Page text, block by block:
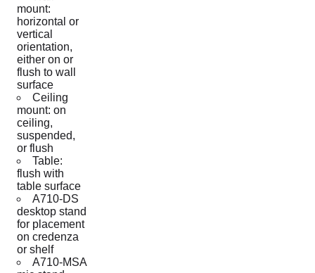
mount:
horizontal or
vertical
orientation,
either on or
flush to wall
surface
Ceiling
mount: on
ceiling,
suspended,
or flush
Table:
flush with
table surface
A710-DS
desktop stand
for placement
on credenza
or shelf
A710-MSA